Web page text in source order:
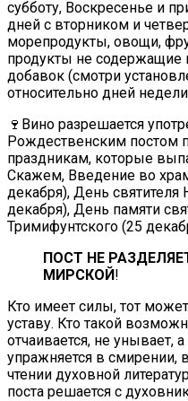
субботу, Воскресенье и
дней с вторником и
морепродукты, овощи,
продукты не
добавок (смотри
относительно дней
🍷Вино разрешается
Рождественским постом
праздникам, которые
Скажем, Введение во
декабря), День
декабря), День памяти
Тримифунтского (25
ПОСТ НЕ
МИРСКОЙ!
Кто имеет силы, тот
уставу. Кто такой
отчаивается, не унывает,
упражняется в
чтении духовной
поста решается с